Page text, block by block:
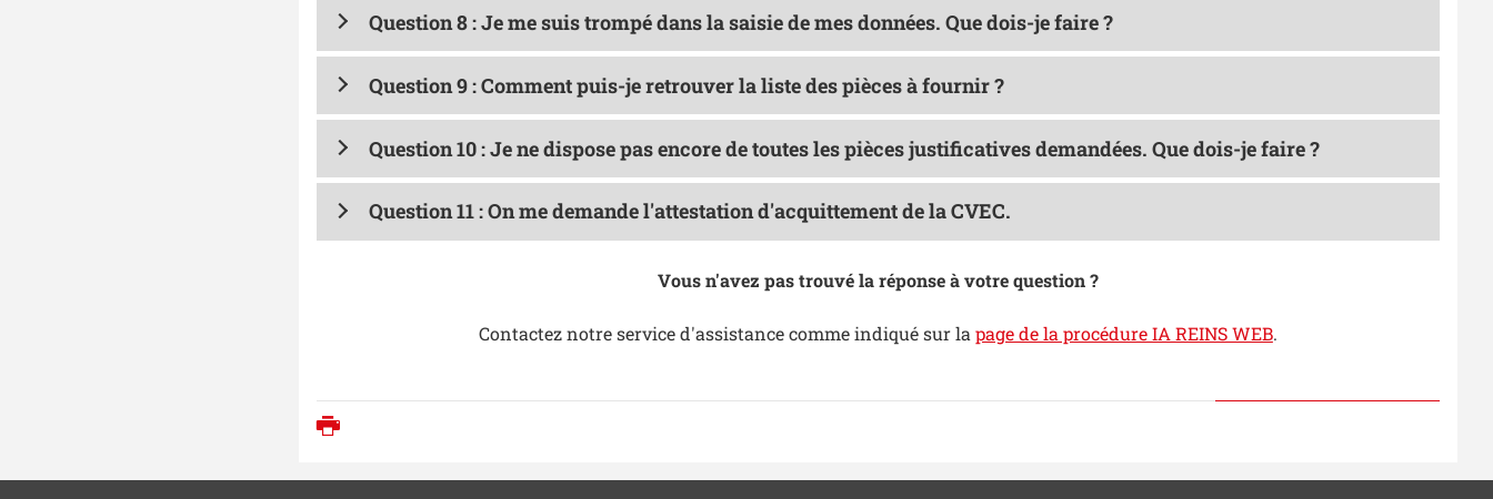
Question 8 : Je me suis trompé dans la saisie de mes données. Que dois-je faire ?
Question 9 : Comment puis-je retrouver la liste des pièces à fournir ?
Question 10 : Je ne dispose pas encore de toutes les pièces justificatives demandées. Que dois-je faire ?
Question 11 : On me demande l'attestation d'acquittement de la CVEC.
Vous n'avez pas trouvé la réponse à votre question ?
Contactez notre service d'assistance comme indiqué sur la page de la procédure IA REINS WEB.